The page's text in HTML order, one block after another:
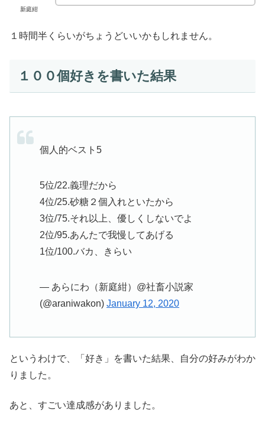
新庭紺
１時間半くらいがちょうどいいかもしれません。
１００個好きを書いた結果
個人的ベスト5
5位/22.義理だから
4位/25.砂糖２個入れといたから
3位/75.それ以上、優しくしないでよ
2位/95.あんたで我慢してあげる
1位/100.バカ、きらい
— あらにわ（新庭紺）@社畜小説家
(@araniwakon) January 12, 2020
というわけで、「好き」を書いた結果、自分の好みがわか
りました。
あと、すごい達成感がありました。